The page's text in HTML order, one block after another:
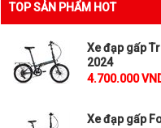
TOP SẢN PHẨM HOT
Xe đạp gấp
2024
4.700.000
Xe đạp gấp